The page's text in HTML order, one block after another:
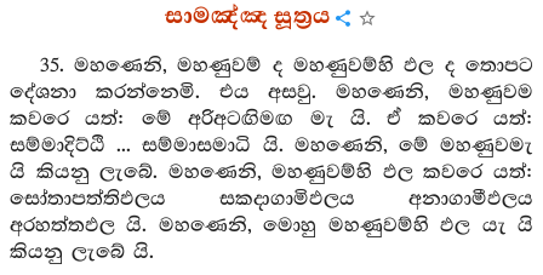
සාමඤ්ඤ සූත්‍රය
35. මහණෙනි, මහණුවම් ද මහණුවම්හි ඵල ද තොපට
දේශනා කරන්නෙමි. එය අසවු. මහණෙනි, මහණුවම
කවරෙ යත්: මේ අරිඅටඟිමඟ මැ යි. ඒ කවරෙ යත්:
සම්මාදිට්ඨි ... සම්මාසමාධි යි. මහණෙනි, මේ මහණුවමැ
යි කියනු ලැබේ. මහණෙනි, මහණුවම්හි ඵල කවරෙ යත්:
සෝතාපත්තිඵලය සකදාගාමිඵලය අනාගාමීඵලය
අරහත්තඵල යි. මහණෙනි, මොහු මහණුවම්හි ඵල යැ යි
කියනු ලැබේ යි.